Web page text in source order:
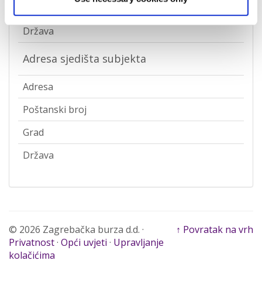
Država
Adresa sjedišta subjekta
Adresa
Poštanski broj
Grad
Država
↑ Povratak na vrh
© 2026 Zagrebačka burza d.d. ·
Privatnost· Opći uvjeti · Upravljanje
kolačićima